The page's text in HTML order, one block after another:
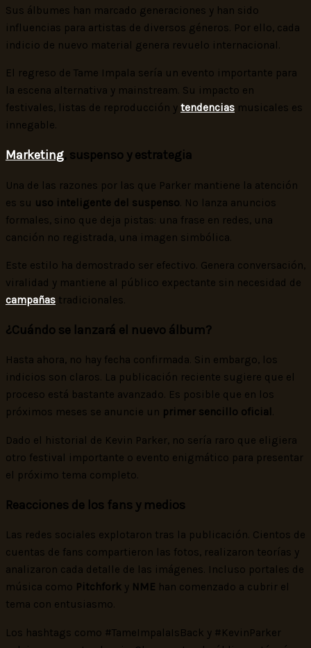
Sus álbumes han marcado generaciones y han sido
influencias para artistas de diversos géneros. Por ello, cada
indicio de nuevo material genera revuelo internacional.
El regreso de Tame Impala sería un evento importante para
la escena alternativa y mainstream. Su impacto en
festivales, listas de reproducción y tendencias musicales es
innegable.
Marketing, suspenso y estrategia
Una de las razones por las que Parker mantiene la atención
es su uso inteligente del suspenso . No lanza anuncios
formales, sino que deja pistas: una frase en redes, una
canción no registrada, una imagen simbólica.
Este estilo ha demostrado ser efectivo. Genera conversación,
viralidad y mantiene al público expectante sin necesidad de
campañas tradicionales.
¿Cuándo se lanzará el nuevo álbum?
Hasta ahora, no hay fecha confirmada. Sin embargo, los
indicios son claros. La publicación reciente sugiere que el
proceso está bastante avanzado. Es posible que en los
próximos meses se anuncie un primer sencillo oficial .
Dado el historial de Kevin Parker, no sería raro que eligiera
otro festival importante o evento enigmático para presentar
el próximo tema completo.
Reacciones de los fans y medios
Las redes sociales explotaron tras la publicación. Cientos de
cuentas de fans compartieron las fotos, realizaron teorías y
analizaron cada detalle de las imágenes. Incluso portales de
música como Pitchfork y NME han comenzado a cubrir el
tema con entusiasmo.
Los hashtags como #TameImpalaIsBack y #KevinParker